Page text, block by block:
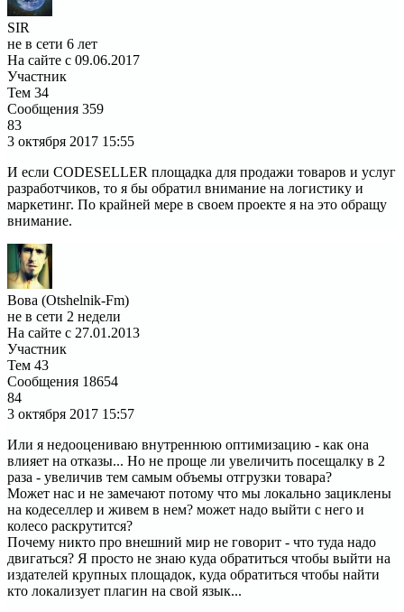
SIR
не в сети 6 лет
На сайте с 09.06.2017
Участник
Тем 34
Сообщения 359
83
3 октября 2017 15:55
И если CODESELLER площадка для продажи товаров и услуг
разработчиков, то я бы обратил внимание на логистику и
маркетинг. По крайней мере в своем проекте я на это обращу
внимание.
Вова (Otshelnik-Fm)
не в сети 2 недели
На сайте с 27.01.2013
Участник
Тем 43
Сообщения 18654
84
3 октября 2017 15:57
Или я недооцениваю внутреннюю оптимизацию - как она
влияет на отказы... Но не проще ли увеличить посещалку в 2
раза - увеличив тем самым объемы отгрузки товара?
Может нас и не замечают потому что мы локально зациклены
на кодеселлер и живем в нем? может надо выйти с него и
колесо раскрутится?
Почему никто про внешний мир не говорит - что туда надо
двигаться? Я просто не знаю куда обратиться чтобы выйти на
издателей крупных площадок, куда обратиться чтобы найти
кто локализует плагин на свой язык...